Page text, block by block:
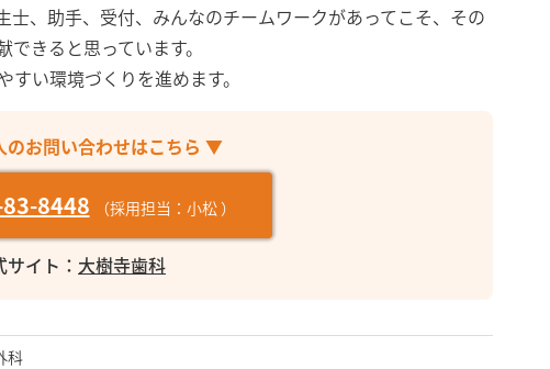
士、助手、受付、みんなのチームワークがあってこそ、その
きると思っています。
い環境づくりを進めます。
お問い合わせはこちら ▼
8448 （採用担当：小松 ）
サイト： 大樹寺歯科
科